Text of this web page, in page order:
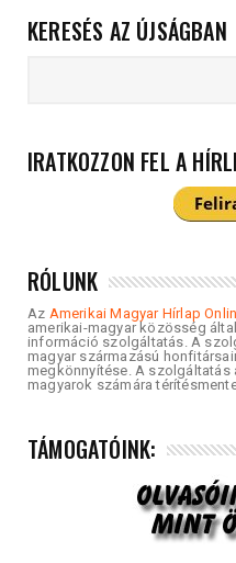
KERESÉS AZ ÚJSÁGBAN
IRATKOZZON FEL A
RÓLUNK
Az Amerikai Magyar Hírlap
amerikai-magyar közösség
információ szolgáltatás. A
magyar származású
megkönnyítése. A
magyarok számára
TÁMOGATÓINK: